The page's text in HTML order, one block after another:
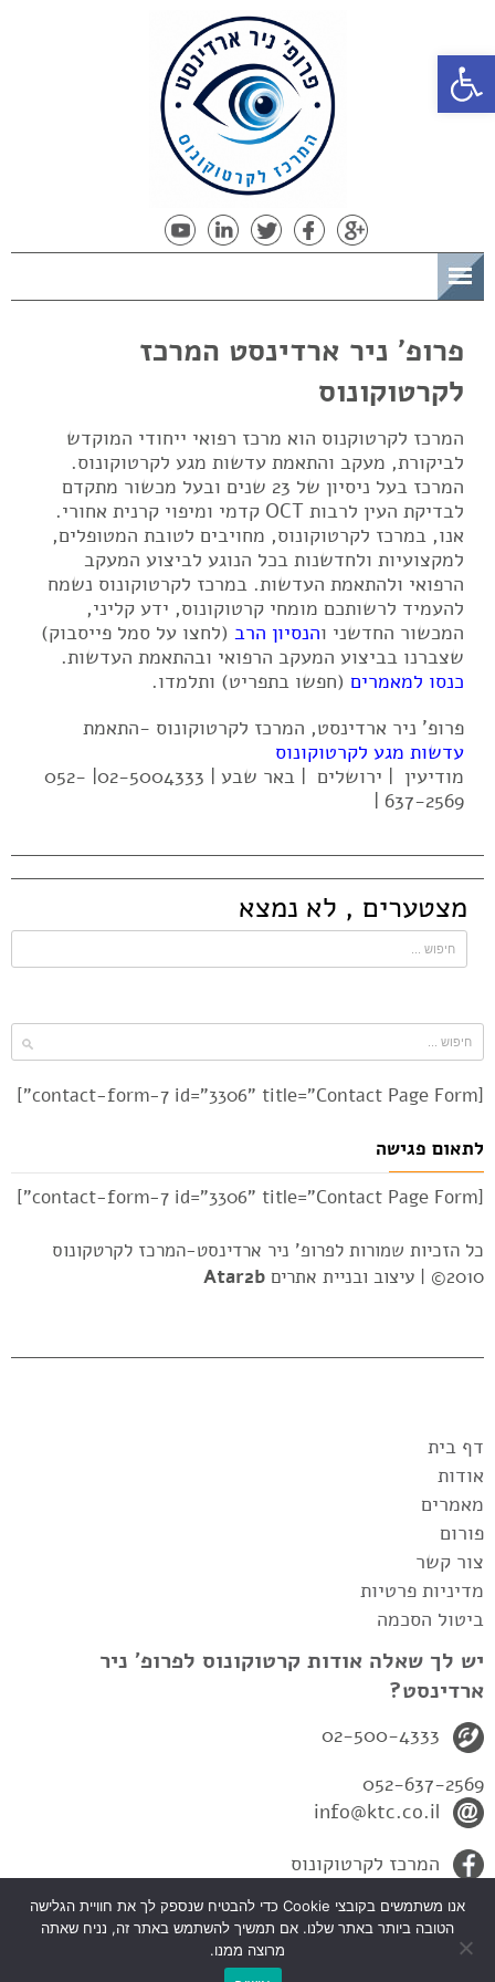
פתח סרגל נגישות
פרופ' ניר ארדינסט המרכז
לקרטוקונוס
המרכז לקרטוקנוס הוא מרכז רפואי ייחודי המוקדש
לביקורת, מעקב והתאמת עדשות מגע לקרטוקונוס.
המרכז בעל ניסיון של 23 שנים ובעל מכשור מתקדם
לבדיקת העין לרבות OCT קדמי ומיפוי קרנית אחורי.
אנו, במרכז לקרטוקונוס, מחויבים לטובת המטופלים,
למקצועיות ולחדשנות בכל הנוגע לביצוע המעקב
הרפואי ולהתאמת העדשות. במרכז לקרטוקונוס נשמח
להעמיד לרשותכם מומחי קרטוקונוס, ידע קליני,
המכשור החדשני והנסיון הרב (לחצו על סמל פייסבוק)
שצברנו בביצוע המעקב הרפואי ובהתאמת העדשות.
כנסו למאמרים (חפשו בתפריט) ותלמדו.
פרופ' ניר ארדינסט, המרכז לקרטוקונוס -התאמת
עדשות מגע לקרטוקונוס
מודיעין | ירושלים | באר שבע | 02-5004333| 052-
637-2569 |
מצטערים , לא נמצא
[contact-form-7 id="3306" title="Contact Page Form"]
לתאום פגישה
[contact-form-7 id="3306" title="Contact Page Form"]
כל הזכיות שמורות לפרופ' ניר ארדינסט-המרכז לקרטקונוס
2010© |
עיצוב ובניית אתרים Atar2b
דף בית
אודות
מאמרים
פורום
צור קשר
מדיניות פרטיות
ביטול הסכמה
יש לך שאלה אודות קרטוקונוס לפרופ' ניר
ארדינסט?
02-500-4333
052-637-2569
info@ktc.co.il
המרכז לקרטוקונוס
כל הזכיות שמורות לפרופ' ניר ארדינסט-המרכז לקרטקונוס 2010© |
אנו משתמשים בקובצי Cookie כדי להבטיח שנספק לך את חוויית הגלישה
הטובה ביותר באתר שלנו. אם תמשיך להשתמש באתר זה, נניח שאתה
מרוצה ממנו.